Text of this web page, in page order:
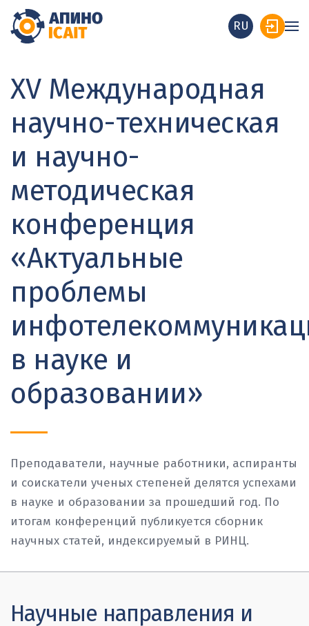
RU
XV Международная
научно-техническая
и научно-
методическая
конференция
«Актуальные
проблемы
в науке и
образовании»
Преподаватели, научные работники, аспиранты
и соискатели ученых степеней делятся успехами
в науке и образовании за прошедший год. По
итогам конференций публикуется сборник
научных статей, индексируемый в РИНЦ.
Научные направления и